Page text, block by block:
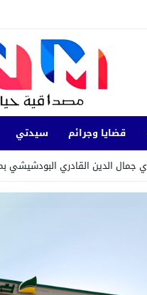
قضايا وجرائم سيدتي
13:04 البودشيشي بمداغ